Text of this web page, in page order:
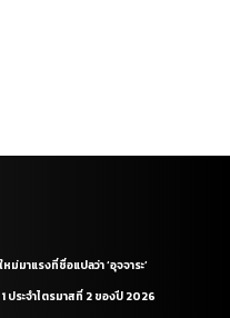
ม่มาแรงที่ชื่อแปลว่า ‘อุจจาระ’
ระจำไตรมาสที่ 2 ของปี 2026